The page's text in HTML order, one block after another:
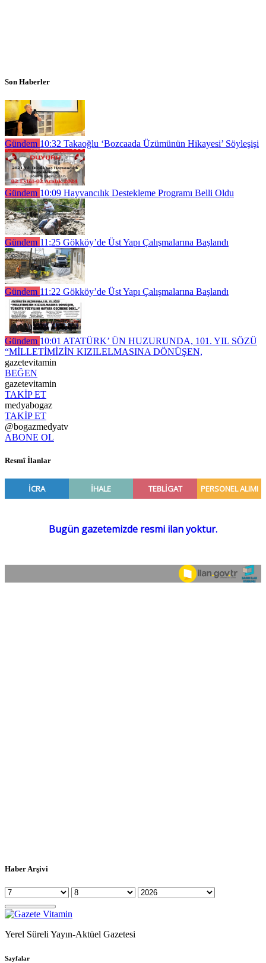
Son Haberler
Gündem 10:32 Takaoğlu ‘Bozcaada Üzümünün Hikayesi’ Söyleşişi
Gündem 10:09 Hayvancılık Destekleme Programı Belli Oldu
Gündem 11:25 Gökköy’de Üst Yapı Çalışmalarına Başlandı
Gündem 11:22 Gökköy’de Üst Yapı Çalışmalarına Başlandı
Gündem 10:01 ATATÜRK’ ÜN HUZURUNDA, 101. YIL SÖZÜ
“MİLLETİMİZİN KIZILELMASINA DÖNÜŞEN,
gazetevitamin
BEĞEN
gazetevitamin
TAKİP ET
medyabogaz
TAKİP ET
@bogazmedyatv
ABONE OL
Resmî İlanlar
Haber Arşivi
Yerel Süreli Yayın-Aktüel Gazetesi
Sayfalar